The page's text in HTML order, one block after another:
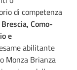
di competenza
Como-
e
abilitante
Monza Brianza